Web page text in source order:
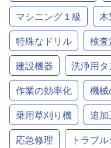
マシニング１級
木
特殊なドリル
検
建設機器
洗浄用タ
作業の効率化
機械
乗用草刈り機
追加
応急修理
トラブ